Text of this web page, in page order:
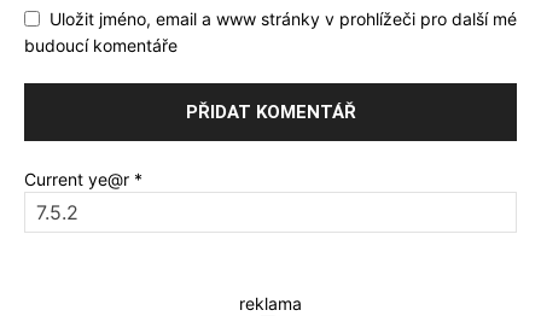
Uložit jméno, email a www stránky v prohlížeči pro další mé
budoucí komentáře
Current ye@r *
reklama